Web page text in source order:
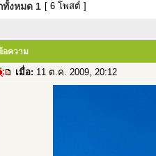
ทั้งหมด 1 [ 6 โพสต์ ]
อความ
เมื่อ: 11 ต.ค. 2009, 20:12